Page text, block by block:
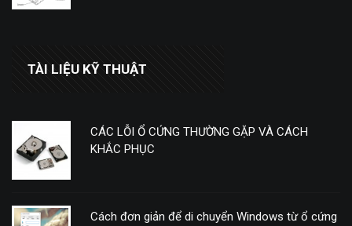
TÀI LIỆU KỸ THUẬT
CÁC LỖI Ổ CỨNG THƯỜNG GẶP VÀ CÁCH
KHẮC PHỤC
Cách đơn giản để di chuyển Windows từ ổ cứng